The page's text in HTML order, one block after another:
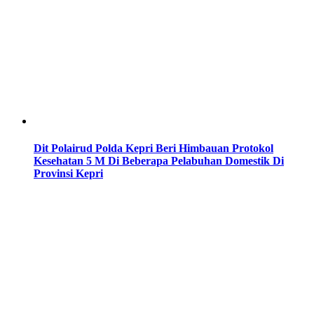
Dit Polairud Polda Kepri Beri Himbauan Protokol
Kesehatan 5 M Di Beberapa Pelabuhan Domestik Di
Provinsi Kepri